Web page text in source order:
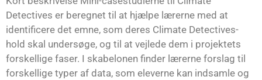
Detectives er beregnet til at hjælpe lærerne med at
identificere det emne, som deres Climate Detectives-
hold skal undersøge, og til at vejlede dem i projektets
forskellige faser. I skabelonen finder lærerne forslag til
forskellige typer af data, som eleverne kan indsamle og